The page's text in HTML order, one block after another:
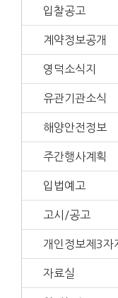
입찰공고
계약정보공개
영덕소식지
유관기관소식
해양안전정보
주간행사계획
입법예고
고시/공고
개인정보제3자
자료실